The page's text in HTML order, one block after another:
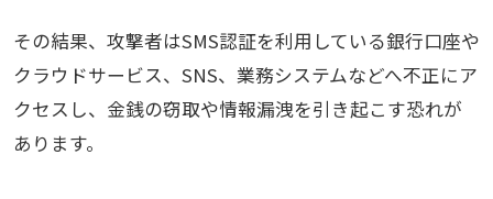
その結果、攻撃者はSMS認証を利用している銀行口座や
クラウドサービス、SNS、業務システムなどへ不正にア
クセスし、金銭の窃取や情報漏洩を引き起こす恐れが
あります。